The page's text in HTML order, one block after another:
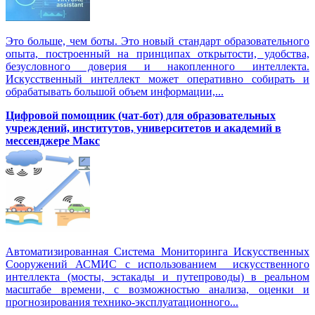
Это больше, чем боты. Это новый стандарт образовательного
опыта, построенный на принципах открытости, удобства,
безусловного доверия и накопленного интеллекта.
Искусственный интеллект может оперативно собирать и
обрабатывать большой объем информации,...
Цифровой помощник (чат-бот) для образовательных
учреждений, институтов, университетов и академий в
мессенджере Макс
Автоматизированная Система Мониторинга Искусственных
Сооружений АСМИС с использованием искусственного
интеллекта (мосты, эстакады и путепроводы) в реальном
масштабе времени, с возможностью анализа, оценки и
прогнозирования технико-эксплуатационного...